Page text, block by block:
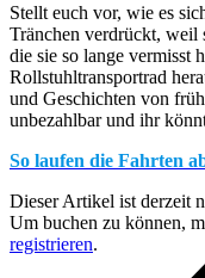
Stellt euch vor, wie es
Tränchen verdrückt, weil
die sie so lange vermisst
Rollstuhltransportrad
und Geschichten von
unbezahlbar und ihr
So laufen die Fahrten
Dieser Artikel ist derzeit
Um buchen zu können,
registrieren.